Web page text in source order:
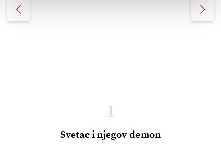
1
Svetac i njegov demon